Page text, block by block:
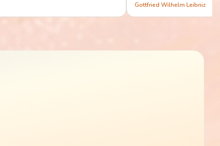
Gottfried Wilhelm Leibniz